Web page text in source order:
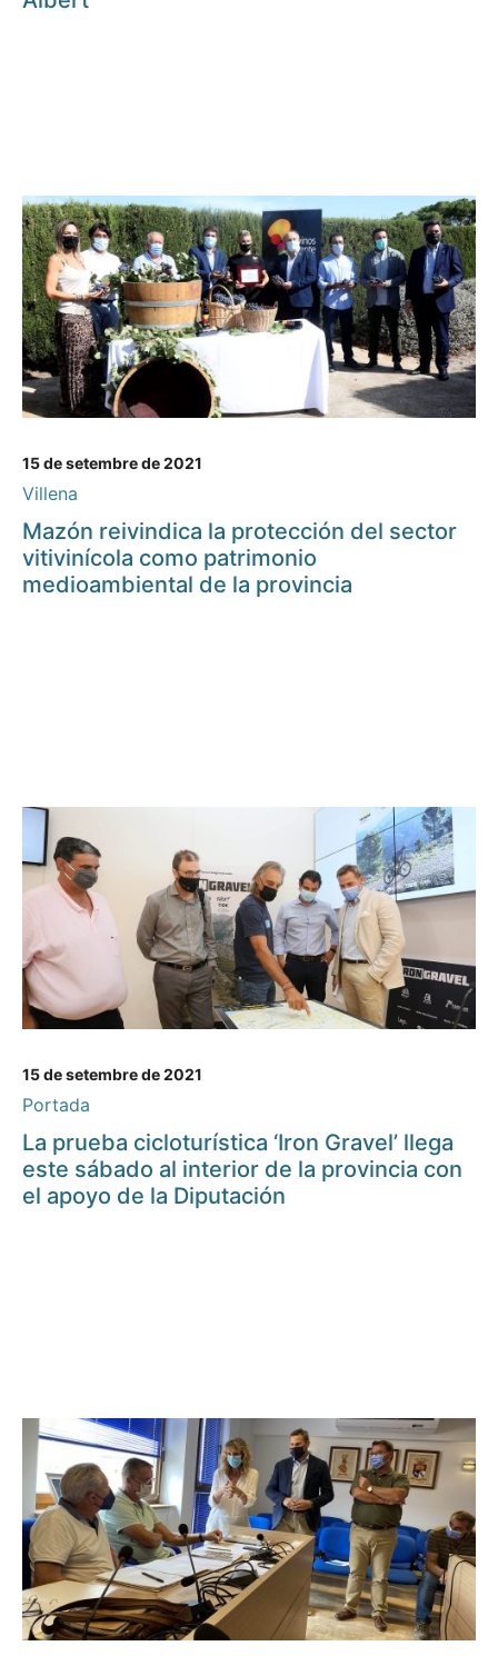
15 de setembre de 2021
Villena
Mazón reivindica la protección del sector
vitivinícola como patrimonio
medioambiental de la provincia
15 de setembre de 2021
Portada
La prueba cicloturística ‘Iron Gravel’ llega
este sábado al interior de la provincia con
el apoyo de la Diputación